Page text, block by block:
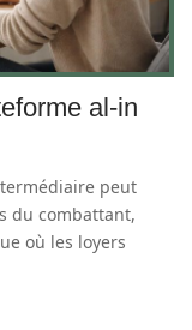
al-in
peut
du combattant,
où les loyers